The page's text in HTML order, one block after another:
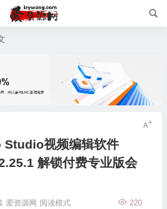
视频编辑软件
解锁付费专业版会
爱资源网 220
阅读模式